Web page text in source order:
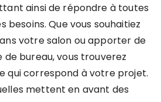
ainsi de répondre à toutes
besoins. Que vous souhaitiez
votre salon ou apporter de
de bureau, vous trouverez
qui correspond à votre projet.
mettent en avant des